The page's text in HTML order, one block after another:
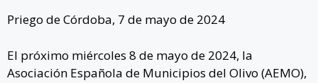
Priego de Córdoba, 7 de mayo de 2024
El próximo miércoles 8 de mayo de 2024, la
Asociación Española de Municipios del Olivo (AEMO),